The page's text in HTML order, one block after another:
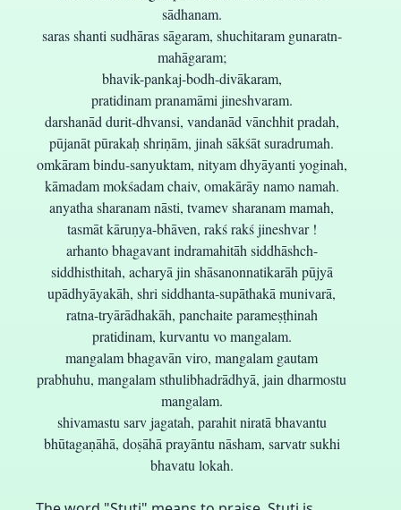
sādhanam.
saras shanti sudhāras sāgaram, shuchitaram gunaratn-
mahāgaram;
bhavik-pankaj-bodh-divākaram,
pratidinam pranamāmi jineshvaram.
darshanād durit-dhvansi, vandanād vānchhit pradah,
pūjanāt pūrakaḥ shriṇām, jinah sākśāt suradrumah.
omkāram bindu-sanyuktam, nityam dhyāyanti yoginah,
kāmadam mokśadam chaiv, omakārāy namo namah.
anyatha sharanam nāsti, tvamev sharanam mamah,
tasmāt kāruṇya-bhāven, rakś rakś jineshvar !
arhanto bhagavant indramahitāh siddhāshch-
siddhisthitah, acharyā jin shāsanonnatikarāh pūjyā
upādhyāyakāh, shri siddhanta-supāthakā munivarā,
ratna-tryārādhakāh, panchaite parameṣṭhinah
pratidinam, kurvantu vo mangalam.
mangalam bhagavān viro, mangalam gautam
prabhuhu, mangalam sthulibhadrādhyā, jain dharmostu
mangalam.
shivamastu sarv jagatah, parahit niratā bhavantu
bhūtagaṇāhā, doṣāhā prayāntu nāsham, sarvatr sukhi
bhavatu lokah.